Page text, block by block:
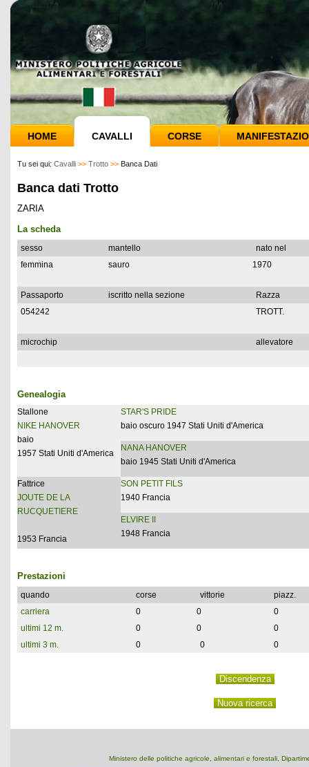
HOME CAVALLI CORSE
Tu sei qui: Cavalli >> Trotto >> Banca Dati
Banca dati Trotto
ZARIA
La scheda
sesso mantello
nato nel
femmina
sauro 1970
Passaporto iscritto nella sezione
Razza
054242
TROTT.
microchip allevatore
Genealogia
Stallone
NIKE HANOVER
baio
1957 Stati Uniti d'America
STAR'S PRIDE
baio oscuro 1947 Stati Uniti d'America
NANA HANOVER
baio 1945 Stati Uniti d'America
Fattrice
JOUTE DE LA
RUCQUETIERE
1953 Francia
SON PETIT FILS
1940 Francia
ELVIRE II
1948 Francia
Prestazioni
quando corse vittorie
piazz.
carriera
0 0
0
ultimi 12 m.
0 0
0
ultimi 3 m.
0 0 0
Ministero delle politiche agricole, alimentari e forestali,